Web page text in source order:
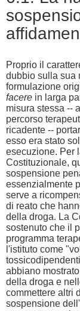
Proprio il
dubbio sulla sua
formulazione
facere in larga
misura stessa --
percorso
ricadente --
esso era stato
esecuzione. Per
Costituzionale,
sospensione
essenzialmente
serve a
di reato che
della droga. La
sostenuto che il
programma
l'istituto come
abbiano
della droga e
commettere altri
sospensione